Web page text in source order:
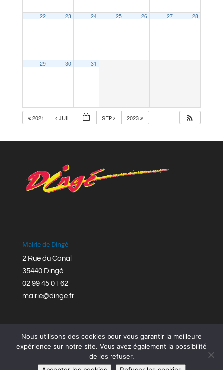
22 23 24 25 26 27 28
29 30 31
2021 JUIL SEP 2023
Mairie de Dingé
2 Rue du Canal
35440 Dingé
02 99 45 01 62
mairie@dinge.fr
Réalisation © Mairie de Dingé,Bretagne Romantique
Nous utilisons des cookies pour vous garantir la meilleure
expérience sur notre site. Vous avez également la possibilité
de les refuser.